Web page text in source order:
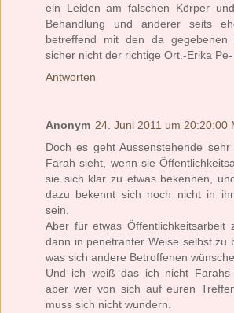
ein Leiden am falschen Körper
Behandlung und anderer seits
betreffend mit den da gegebenen
sicher nicht der richtige Ort.-Erika Pe-
Antworten
Anonym 24. Juni 2011 um 20:20:00
Doch es geht Aussenstehende
Farah sieht, wenn sie
sie sich klar zu etwas bekennen,
dazu bekennt sich noch nicht in
sein.
Aber für etwas Öffentlichkeitsarbeit
dann in penetranter Weise selbst zu
was sich andere Betroffenen
Und ich weiß das ich nicht Farahs
aber wer von sich auf euren
muss sich nicht wundern.